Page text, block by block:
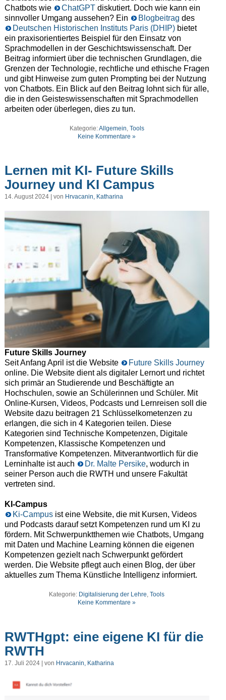
Chatbots wie
ChatGPTdiskutiert. Doch wie kann ein
sinnvoller Umgang aussehen? Ein
Blogbeitrag des
Deutschen Historischen Instituts Paris (DHIP)bietet
ein praxisorientiertes Beispiel für den Einsatz von
Sprachmodellen in der Geschichtswissenschaft. Der
Beitrag informiert über die technischen Grundlagen, die
Grenzen der Technologie, rechtliche und ethische Fragen
und gibt Hinweise zum guten Prompting bei der Nutzung
von Chatbots. Ein Blick auf den Beitrag lohnt sich für alle,
die in den Geisteswissenschaften mit Sprachmodellen
arbeiten oder überlegen, dies zu tun.
Kategorie:Allgemein Tools
Keine Kommentare »
Lernen mit KI- Future Skills
Journey und KI Campus
14. August 2024 | von Hrvacanin, Katharina
Future Skills Journey
Seit Anfang April ist die Website
Future Skills Journey
online. Die Website dient als digitaler Lernort und richtet
sich primär an Studierende und Beschäftigte an
Hochschulen, sowie an Schülerinnen und Schüler. Mit
Online-Kursen, Videos, Podcasts und Lernreisen soll die
Website dazu beitragen 21 Schlüsselkometenzen zu
erlangen, die sich in 4 Kategorien teilen. Diese
Kategorien sind Technische Kompetenzen, Digitale
Kompetenzen, Klassische Kompetenzen und
Transformative Kompetenzen. Mitverantwortlich für die
Lerninhalte ist auch
Dr. Malte Persike, wodurch in
seiner Person auch die RWTH und unsere Fakultät
vertreten sind.
KI-Campus
Ki-Campusist eine Website, die mit Kursen, Videos
und Podcasts darauf setzt Kompetenzen rund um KI zu
fördern. Mit Schwerpunktthemen wie Chatbots, Umgang
mit Daten und Machine Learning können die eigenen
Kompetenzen gezielt nach Schwerpunkt gefördert
werden. Die Website pflegt auch einen Blog, der über
aktuelles zum Thema Künstliche Intelligenz informiert.
Kategorie: Digitalisierung der Lehre,Tools
Keine Kommentare »
RWTHgpt: eine eigene KI für die
RWTH
17. Juli 2024 | von Hrvacanin, Katharina